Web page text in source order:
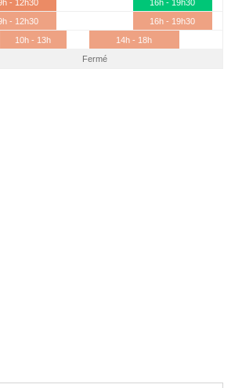
- 12h30
16h - 19h30
- 12h30
16h - 19h30
10h - 13h
14h - 18h
Fermé